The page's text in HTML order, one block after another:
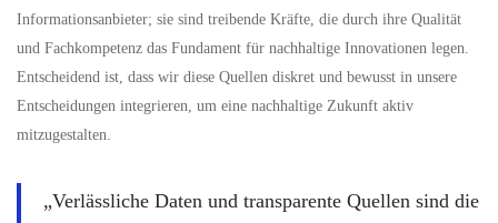
Informationsanbieter; sie sind treibende Kräfte, die durch ihre Qualität
und Fachkompetenz das Fundament für nachhaltige Innovationen legen.
Entscheidend ist, dass wir diese Quellen diskret und bewusst in unsere
Entscheidungen integrieren, um eine nachhaltige Zukunft aktiv
mitzugestalten.
„Verlässliche Daten und transparente Quellen sind die